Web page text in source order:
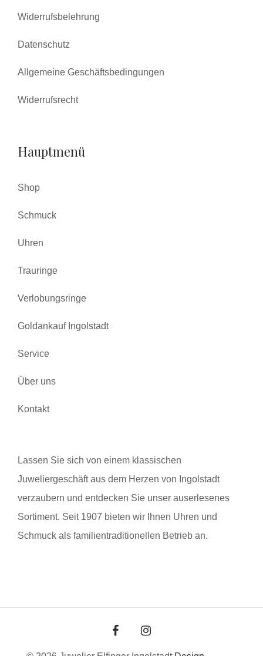
Widerrufsbelehrung
Datenschutz
Allgemeine Geschäftsbedingungen
Widerrufsrecht
Hauptmenü
Shop
Schmuck
Uhren
Trauringe
Verlobungsringe
Goldankauf Ingolstadt
Service
Über uns
Kontakt
Lassen Sie sich von einem klassischen
Juweliergeschäft aus dem Herzen von Ingolstadt
verzaubern und entdecken Sie unser auserlesenes
Sortiment. Seit 1907 bieten wir Ihnen Uhren und
Schmuck als familientraditionellen Betrieb an.